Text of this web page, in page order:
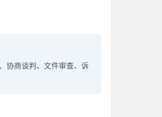
协商谈判、文件审查、诉